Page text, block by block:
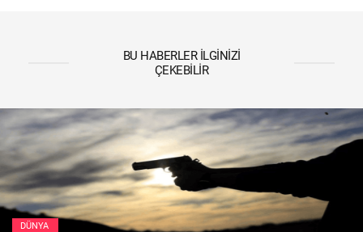
BU HABERLER İLGINIZI
ÇEKEBILIR
DÜNYA